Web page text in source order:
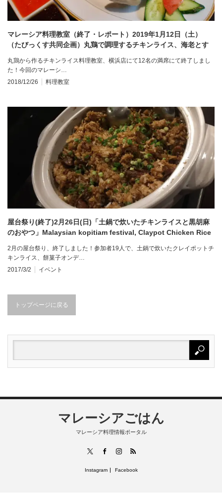
マレーシア料理教室（終了・レポート）2019年1月12日（土）
（たびっくす共同企画）丸鶏で調理するチキンライス、海老とす
丸鶏から作るチキンライス料理教室、横浜店にて12名の満席にて終了しまし
た！今回のマレーシ…
2018/12/26
料理教室
屋台祭り(終了)2月26日(日)「土鍋で炊いたチキンライスと黒胡麻
のおやつ」Malaysian kopitiam festival, Claypot Chicken Rice
2月の屋台祭り、終了しました！参加者19人で、土鍋で炊いたクレイポットチ
キンライス、餅菓子オンデ…
2017/3/2
イベント
トップページに戻る
マレーシアごはん
マレーシア料理情報ポータル
FacebookInstagram
RSS
Instagram Facebook